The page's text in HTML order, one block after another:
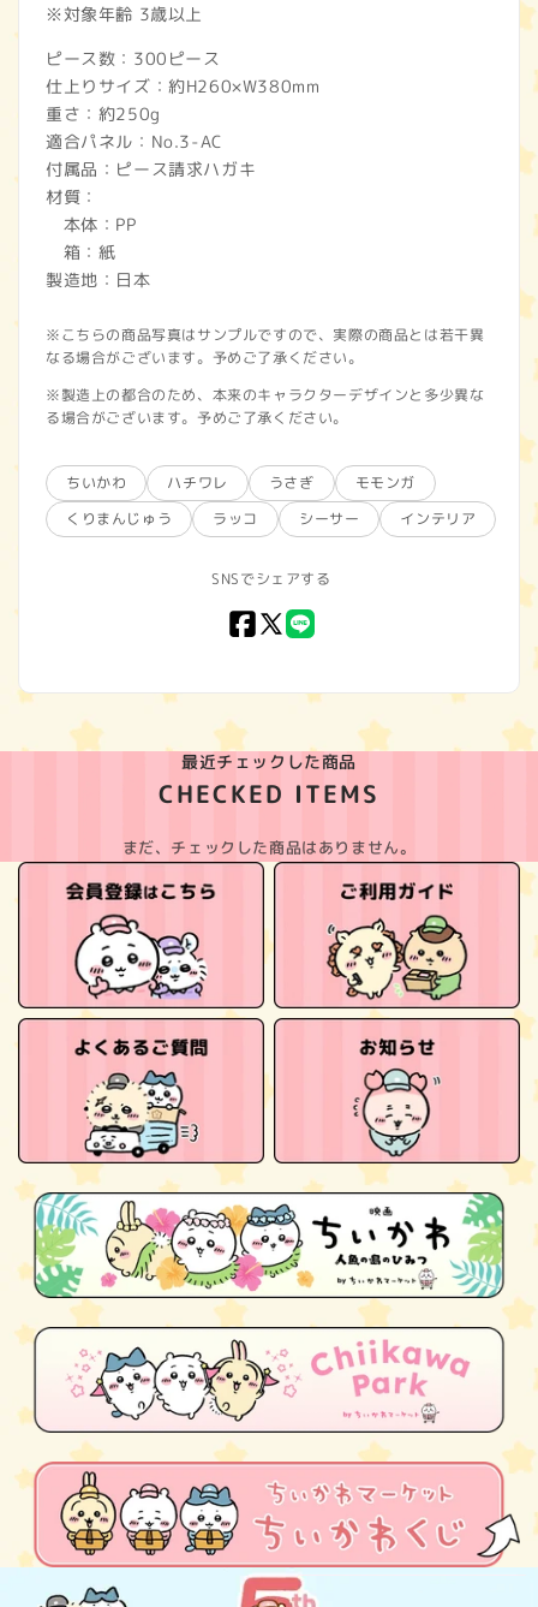
※対象年齢 3歳以上
ピース数：300ピース
仕上りサイズ：約H260×W380mm
重さ：約250g
適合パネル：No.3-AC
付属品：ピース請求ハガキ
材質：
本体：PP
箱：紙
製造地：日本
※こちらの商品写真はサンプルですので、実際の商品とは若干異
なる場合がございます。予めご了承ください。
※製造上の都合のため、本来のキャラクターデザインと多少異な
る場合がございます。予めご了承ください。
ちいかわ ハチワレ うさぎ
モモンガ
くりまんじゅう
ラッコ シーサー インテリア
SNSでシェアする
Facebook
X
LINE
最近チェックした商品
CHECKED ITEMS
まだ、チェックした商品はありません。